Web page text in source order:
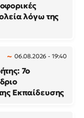
λόγω της
06.08.2026 - 19:40
7ο
Εκπαίδευσης